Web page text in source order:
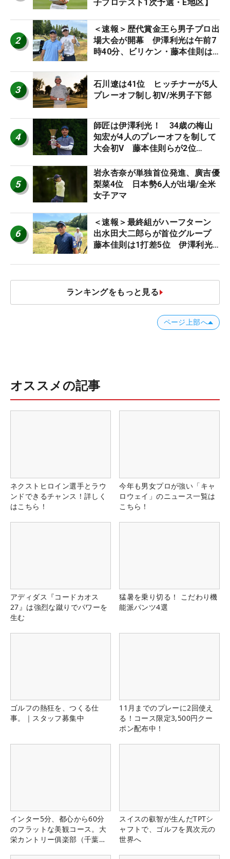
子プロテスト1次予選・E地区】
2
＜速報＞歴代賞金王ら男子プロ出
場大会が開幕 伊澤利光は午前7
時40分、ビリケン・藤本佳則は
STAGE JOYX OPEN】
3
石川遼は41位 ヒッチナーが5人
プレーオフ制し初V/米男子下部
4
師匠は伊澤利光！ 34歳の梅山
知宏が4人のプレーオフを制して
大会初V 藤本佳則らが2位
5
岩永杏奈が単独首位発進、廣吉優
梨菜4位 日本勢6人が出場/全米
女子アマ
6
＜速報＞最終組がハーフターン
出水田大二郎らが首位グループ
藤本佳則は1打差5位 伊澤利光
JOYX OPEN】
ランキングをもっと見る
ページ上部へ
オススメの記事
ネクストヒロイン選手とラウ
ンドできるチャンス！詳しく
はこちら！
今年も男女プロが強い「キャ
ロウェイ」のニュース一覧は
こちら！
アディダス『コードカオス
27』は強烈な蹴りでパワーを
生む
猛暑を乗り切る！ こだわり機
能派パンツ4選
ゴルフの熱狂を、つくる仕
事。｜スタッフ募集中
11月までのプレーに2回使え
る！コース限定3,500円クー
ポン配布中！
インター5分、都心から60分
のフラットな美観コース。大
栄カントリー俱楽部（千葉
スイスの叡智が生んだTPTシ
ャフトで、ゴルフを異次元の
世界へ